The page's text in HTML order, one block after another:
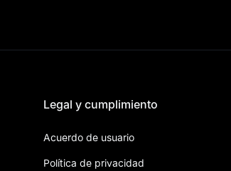
Legal y cumplimiento
Acuerdo de usuario
Política de privacidad